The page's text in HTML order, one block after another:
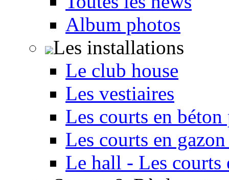
Album photos
Les installations
Le club house
Les vestiaires
Les courts en
Les courts en
Le hall - Les courts